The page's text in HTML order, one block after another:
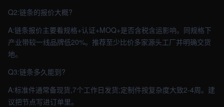
Q2:链条的报价大概?
A:链条报价主要看规格+认证+MOQ+是否含税含运影响。同规格下
产业带较一线品牌低20%。推荐至少比价多家源头工厂并明确交货
地。
Q3:链条多久能到?
A:标准件通常备现货,7个工作日发货;定制件按复杂度大致2-4周。建
议把节点写进订单里。